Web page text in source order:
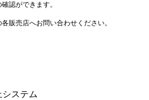
認ができます。
販売店へお問い合わせください。
システム